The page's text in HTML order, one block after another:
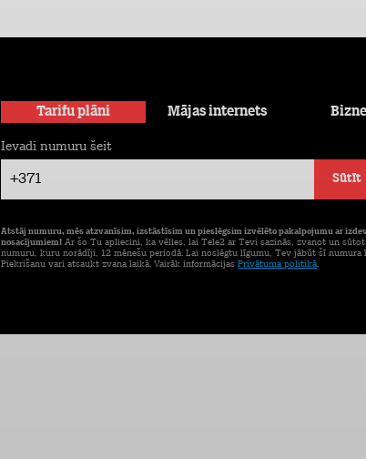
Tarifu plāni Mājas internets
+371
Ievadi numuru šeit
Sūtīt
Atstāj numuru, mēs atzvanīsim, izstāstīsim un pieslēgsim izvēlēto pakalpojumu ar
nosacījumiem! Ar šo Tu apliecini, ka vēlies, lai Tele2 ar Tevi sazinās, zvanot un sūtot
numuru, kuru norādīji, 12 mēnešu periodā. Lai noslēgtu līgumu, Tev jābūt šī numura
Piekrišanu vari atsaukt zvana laikā. Vairāk informācijasPrivātuma politikā.